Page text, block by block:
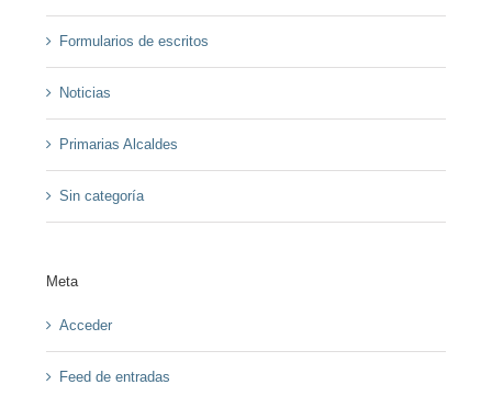
Formularios de escritos
Noticias
Primarias Alcaldes
Sin categoría
Meta
Acceder
Feed de entradas